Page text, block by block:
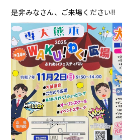
English
是非みなさん、ご来場ください!!